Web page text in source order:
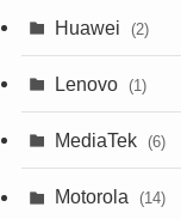
Huawei (2)
Lenovo (1)
MediaTek (6)
Motorola (14)